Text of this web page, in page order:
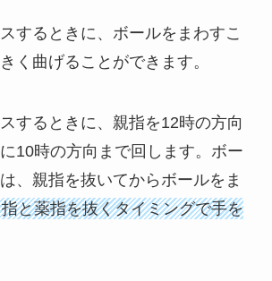
するときに、ボールをまわすこ
く曲げることができます。
するときに、親指を12時の方向
10時の方向まで回します。ボー
、親指を抜いてからボールをま
と薬指を抜くタイミングで手を